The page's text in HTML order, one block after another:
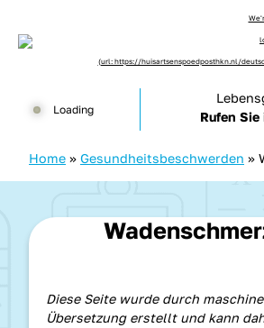
Loading
Rufen Sie
Home » Gesundheitsbeschwerden »
Diese Seite wurde durch
Übersetzung erstellt und kann